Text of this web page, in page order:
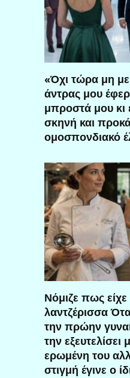
«Όχι τώρα μη
άντρας μου
μπροστά μου κι
σκηνή και
ομοσπονδιακό
Νόμιζε πως είχε
λαντζέρισσα
την πρώην
την
ερωμένη του
στιγμή έγινε ο